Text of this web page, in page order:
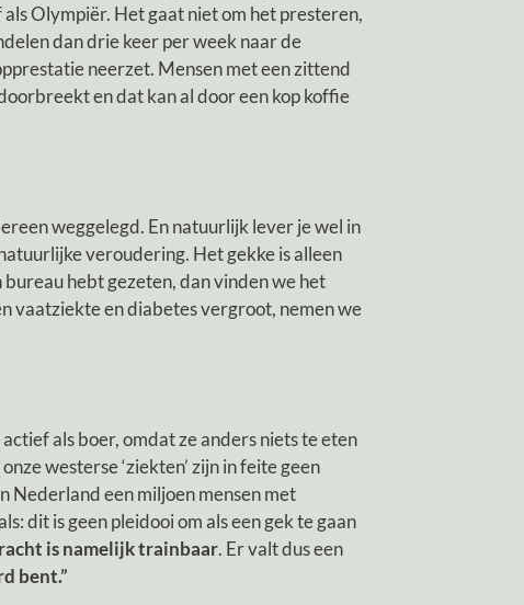
Olympiër. Het gaat niet om het presteren,
dan drie keer per week naar de
neerzet. Mensen met een zittend
en dat kan al door een kop koffie
weggelegd. En natuurlijk lever je wel in
veroudering. Het gekke is alleen
hebt gezeten, dan vinden we het
vaatziekte en diabetes vergroot, nemen we
als boer, omdat ze anders niets te eten
westerse ‘ziekten’ zijn in feite geen
Nederland een miljoen mensen met
dit is geen pleidooi om als een gek te gaan
is namelijk trainbaar. Er valt dus een
bent.”